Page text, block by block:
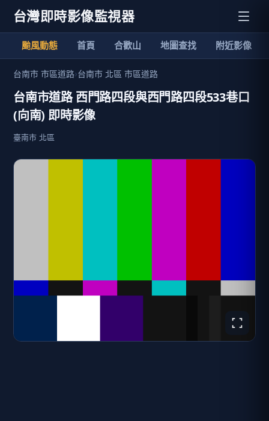
台灣即時影像監視器
颱風動態 首頁 合歡山 地圖查找 附近影像
台南市 市區道路›台南市 北區 市區道路
台南市道路 西門路四段與西門路四段533巷口
(向南) 即時影像
臺南市 北區